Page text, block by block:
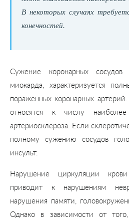
В некоторых случаях
конечностей.
Сужение коронарных
миокарда, характеризуется
пораженных коронарных
относятся к числу
артериосклероза. Если
полному сужению сосудов
инсульт.
Нарушение циркуляции
приводит к нарушениям
нарушения памяти,
Однако в зависимости от